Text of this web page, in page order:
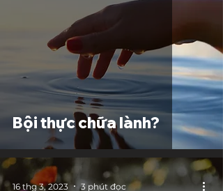
Bội thực chữa lành?
16 thg 3, 2023 3 phút đọc